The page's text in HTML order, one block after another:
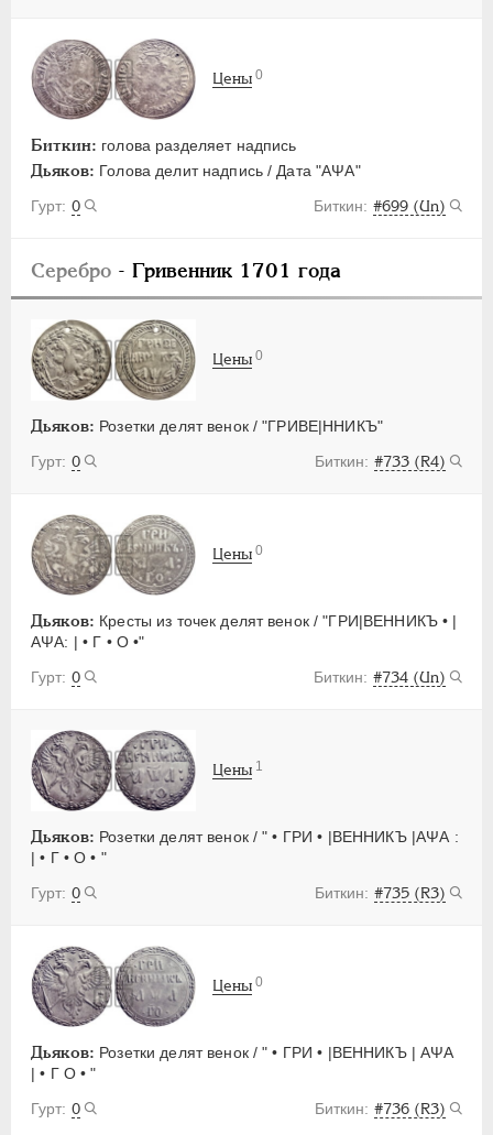
Биткин: голова разделяет надпись
Дьяков: Голова делит надпись / Дата "АΨА"
0
#699 (Un)
Цены 0
Серебро - Гривенник 1701 года
Дьяков: Розетки делят венок / "ГРИВЕ|ННИКЪ"
0
#733 (R4)
Цены 0
Дьяков: Кресты из точек делят венок / "ГРИ|ВЕННИКЪ • |
АΨА: | • Г • О •"
0
#734 (Un)
Цены 0
Дьяков: Розетки делят венок / " • ГРИ • |ВЕННИКЪ |АΨА :
| • Г • О • "
0
#735 (R3)
Цены 1
Дьяков: Розетки делят венок / " • ГРИ • |ВЕННИКЪ | АΨА
| • Г О • "
0
#736 (R3)
Цены 0